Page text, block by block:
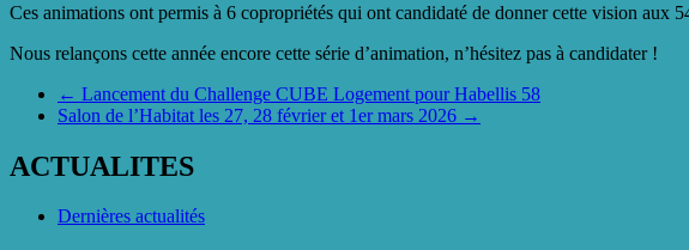
Ces animations ont permis à 6 copropriétés qui ont candidaté de donner cette vision aux
Nous relançons cette année encore cette série d’animation, n’hésitez pas à candidater !
← Lancement du Challenge CUBE Logement pour Habellis 58
Salon de l’Habitat les 27, 28 février et 1er mars 2026 →
ACTUALITES
Dernières actualités